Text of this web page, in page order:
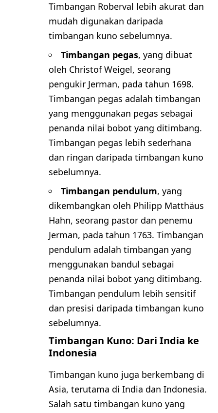
Timbangan Roberval lebih akurat dan
mudah digunakan daripada
timbangan kuno sebelumnya.
Timbangan pegas, yang dibuat
oleh Christof Weigel, seorang
pengukir Jerman, pada tahun 1698.
Timbangan pegas adalah timbangan
yang menggunakan pegas sebagai
penanda nilai bobot yang ditimbang.
Timbangan pegas lebih sederhana
dan ringan daripada timbangan kuno
sebelumnya.
Timbangan pendulum, yang
dikembangkan oleh Philipp Matthäus
Hahn, seorang pastor dan penemu
Jerman, pada tahun 1763. Timbangan
pendulum adalah timbangan yang
menggunakan bandul sebagai
penanda nilai bobot yang ditimbang.
Timbangan pendulum lebih sensitif
dan presisi daripada timbangan kuno
sebelumnya.
Timbangan Kuno: Dari India ke
Indonesia
Timbangan kuno juga berkembang di
Asia, terutama di India dan Indonesia.
Salah satu timbangan kuno yang